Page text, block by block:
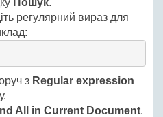
регулярний вираз для
з Regular expression
All in Current Document.